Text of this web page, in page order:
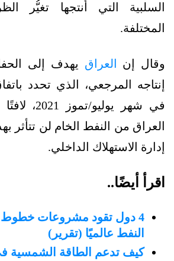
السلبية التي أنتجها تغيُّر
المختلفة.
وقال إن العراق يهدف إلى
إنتاجه المرجعي، الذي تحدد
في شهر
العراق من النفط الخام لن تتأثر
إدارة الاستهلاك الداخلي.
اقرأ أيضًا..
4 دول تقود مشروعات خطوط
النفط عالميًا (تقرير)
كيف تدعم الطاقة الشمسية